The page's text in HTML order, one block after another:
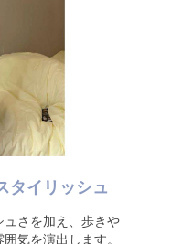
タイリッシュ
さを加え、歩きや
気を演出します。